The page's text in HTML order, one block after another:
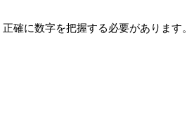
確に数字を把握する必要があります。